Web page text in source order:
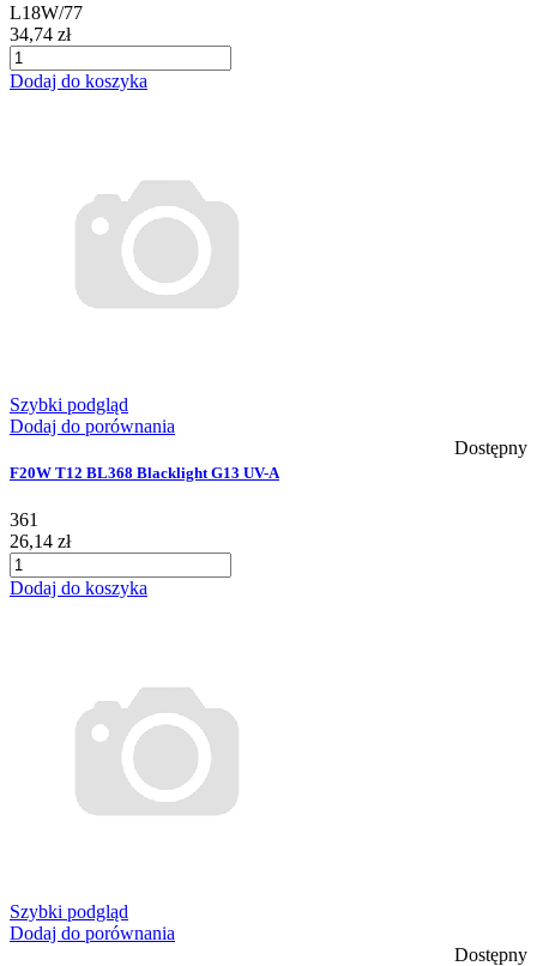
L18W/77
34,74 zł
Dodaj do koszyka
Szybki podgląd
Dodaj do porównania
Dostępny
F20W T12 BL368 Blacklight G13 UV-A
361
26,14 zł
Dodaj do koszyka
Szybki podgląd
Dodaj do porównania
Dostępny